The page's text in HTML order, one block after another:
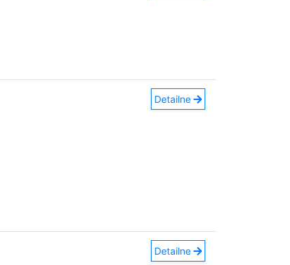
Detailne
Detailne